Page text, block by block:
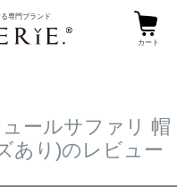
専門ブランド
カート
麻スラブ (S～Lサイズあり)のレ
ールサファリ 帽
あり)のレビュー